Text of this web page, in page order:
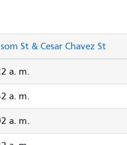
St & Cesar Chavez St
a. m.
a. m.
a. m.